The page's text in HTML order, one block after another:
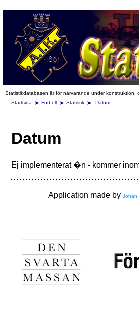
Statistikdatabasen är för närvarande under konstruktion,
Startsida
Fotboll Statistik Datum
Datum
Ej implementerat �n - kommer
Application made by Johan